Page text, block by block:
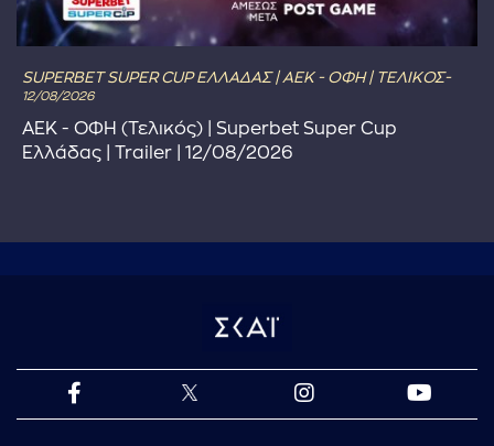
SUPERBET SUPER CUP ΕΛΛΑΔΑΣ | ΑΕΚ - ΟΦΗ | ΤΕΛΙΚΟΣ-
12/08/2026
ΑΕΚ - ΟΦΗ (Τελικός) | Superbet Super Cup
Ελλάδας | Trailer | 12/08/2026